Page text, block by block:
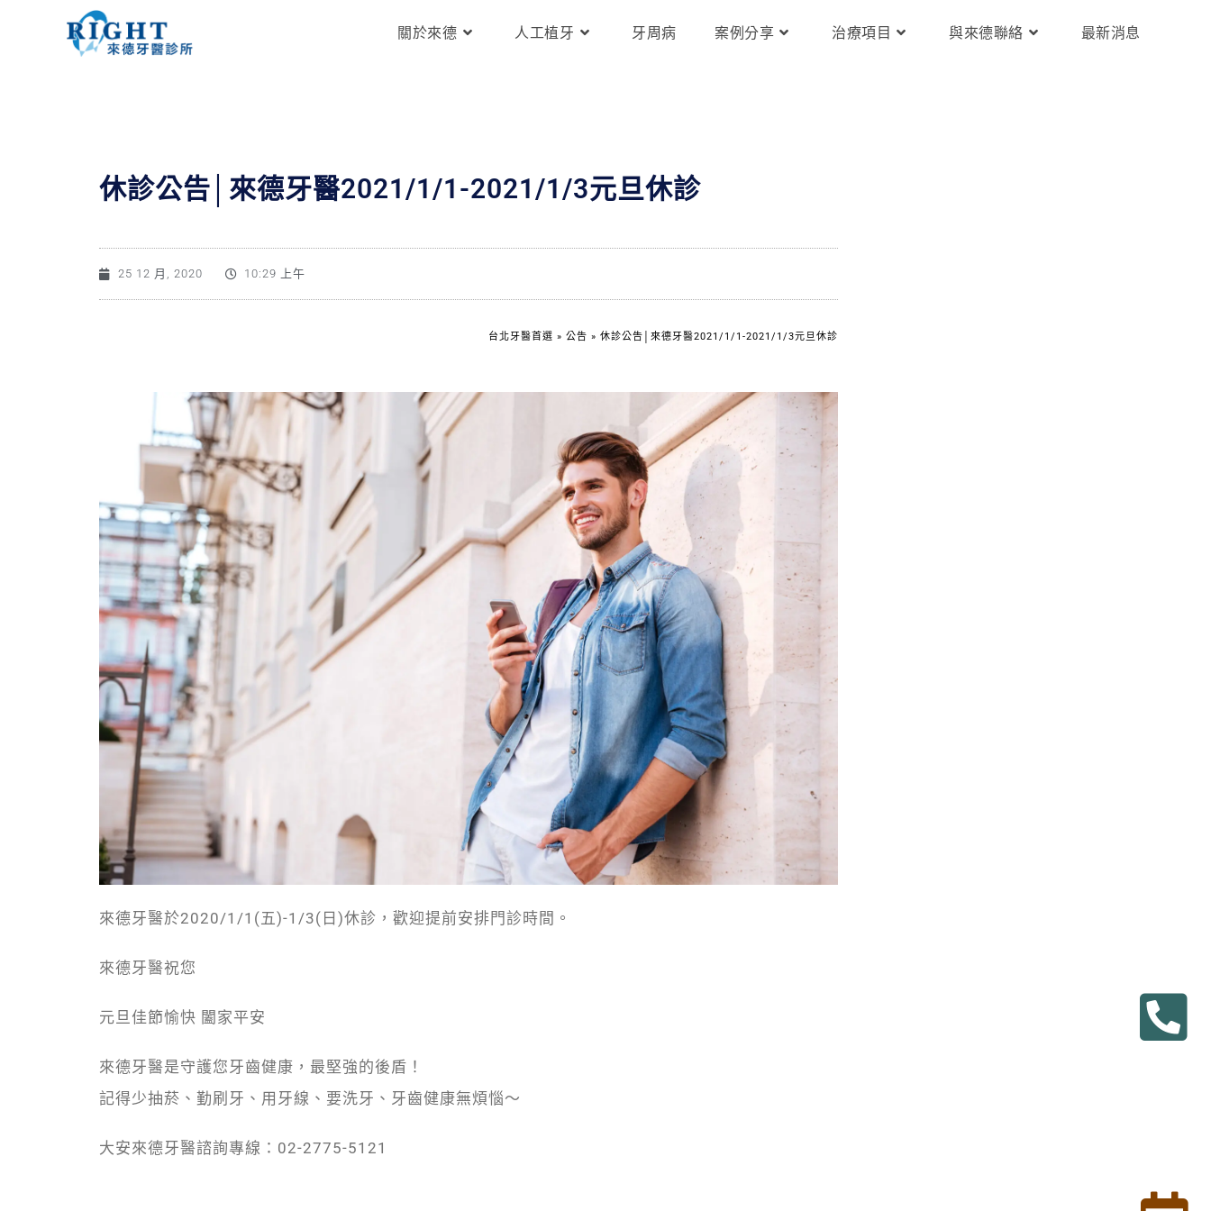
關於來德 人工植牙 牙周病 案例分享 治療項目 與來德聯絡 最新消息
休診公告│來德牙醫2021/1/1-2021/1/3元旦休診
25 12 月, 2020 10:29 上午
台北牙醫首選 » 公告 » 休診公告│來德牙醫2021/1/1-2021/1/3元旦休診
來德牙醫於2020/1/1(五)-1/3(日)休診，歡迎提前安排門診時間。
來德牙醫祝您
元旦佳節愉快 闔家平安
來德牙醫是守護您牙齒健康，最堅強的後盾！
記得少抽菸、勤刷牙、用牙線、要洗牙、牙齒健康無煩惱～
大安來德牙醫諮詢專線：02-2775-5121